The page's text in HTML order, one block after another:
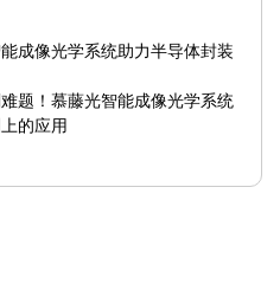
成像光学系统助力半导体封装
题！慕藤光智能成像光学系统
的应用